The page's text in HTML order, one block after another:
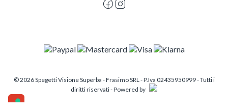
© 2026 Spegetti Visione Superba - Frasimo SRL - P.Iva 02435950999 - Tutti i
diritti riservati - Powered by